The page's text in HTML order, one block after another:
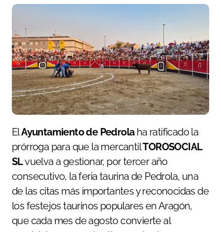
ElAyuntamiento de Pedrola ha ratificado la
prórroga para que la mercantilTOROSOCIAL
SLvuelva a gestionar, por tercer año
consecutivo, la feria taurina de Pedrola, una
de las citas más importantes y reconocidas de
los festejos taurinos populares en Aragón,
que cada mes de agosto convierte al